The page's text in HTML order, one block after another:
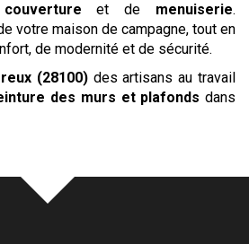
couverture et de menuiserie.
votre maison de campagne, tout en
de modernité et de sécurité.
(28100) des artisans au travail
des murs et plafonds dans